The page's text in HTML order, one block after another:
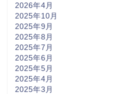
2026年4月
2025年10月
2025年9月
2025年8月
2025年7月
2025年6月
2025年5月
2025年4月
2025年3月